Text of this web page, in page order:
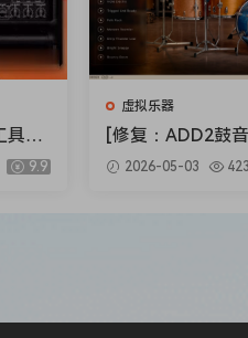
具全
v202
9.9
虚拟乐器
[修复：ADD2鼓
Audio Addictive
lete v2.9.0.4
2026-05-03 423